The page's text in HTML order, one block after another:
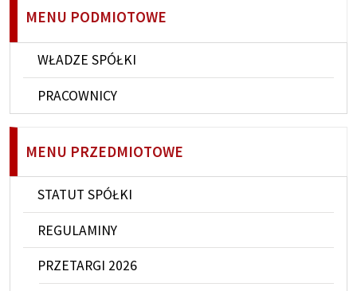
MENU PODMIOTOWE
WŁADZE SPÓŁKI
PRACOWNICY
MENU PRZEDMIOTOWE
STATUT SPÓŁKI
REGULAMINY
PRZETARGI 2026